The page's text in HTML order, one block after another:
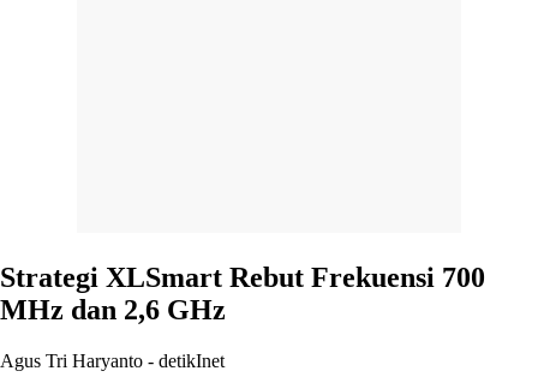
Strategi XLSmart Rebut Frekuensi 700
MHz dan 2,6 GHz
Agus Tri Haryanto - detikInet